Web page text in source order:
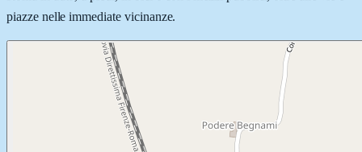
piazze nelle immediate vicinanze.